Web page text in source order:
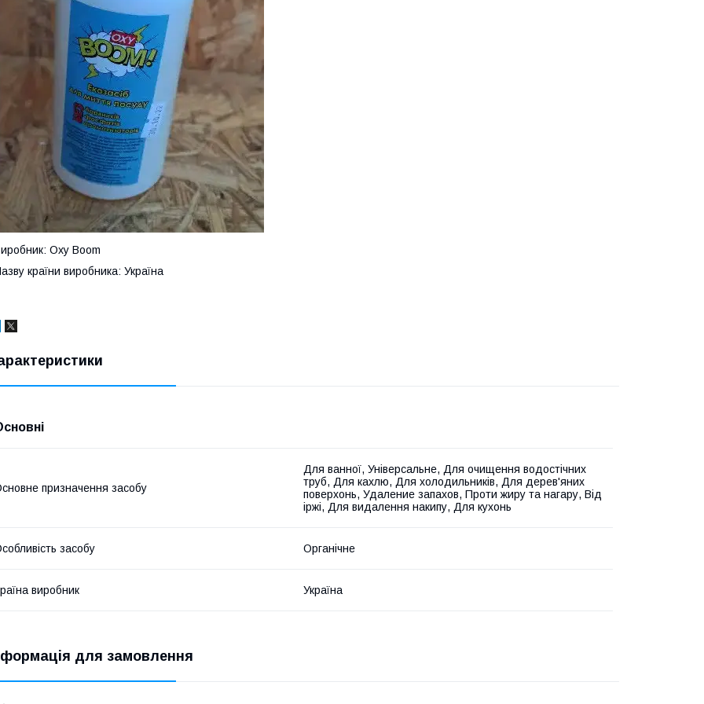
Oxy Boom
країни виробника: Україна
призначення засобу
Для ванної, Універсальне, Для очищення водостічних
труб, Для кахлю, Для холодильників, Для дерев'яних
поверхонь, Удаление запахов, Проти жиру та нагару, Від
іржі, Для видалення накипу, Для кухонь
засобу Органічне
виробник Україна
для замовлення